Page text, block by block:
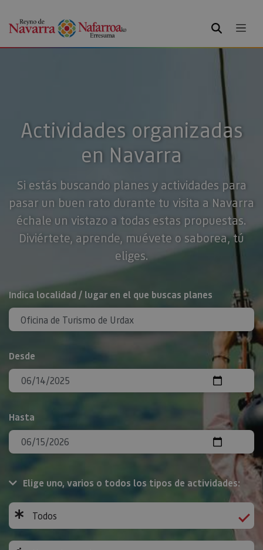
BUSCAR
Actividades organizadas
en Navarra
Si estás buscando planes y actividades para
pasar un buen rato durante tu visita a Navarra
échale un vistazo a todas estas propuestas.
Diviértete, aprende, muévete o saborea, tú
eliges.
BUSCAR
Indica localidad / lugar en el que buscas planes
Desde
Hasta
Elige uno, varios o todos los tipos de actividades:
Todos